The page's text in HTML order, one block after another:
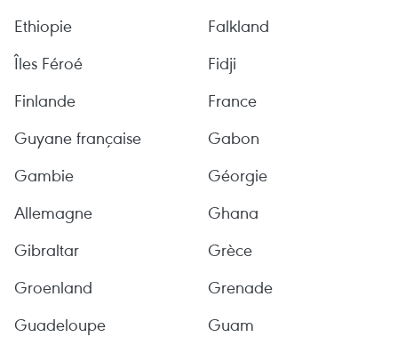
Ethiopie
Falkland
Îles Féroé
Fidji
Finlande
France
Guyane française
Gabon
Gambie
Géorgie
Allemagne
Ghana
Gibraltar
Grèce
Groenland
Grenade
Guadeloupe
Guam